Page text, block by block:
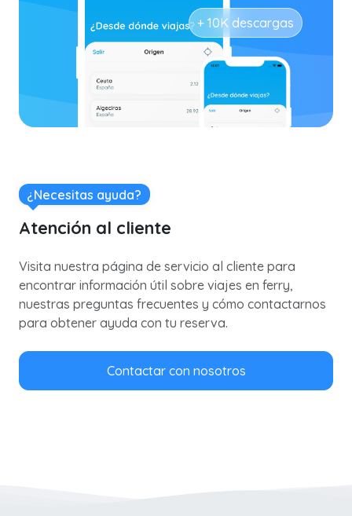
+ 10K descargas
¿Necesitas ayuda?
Atención al cliente
Visita nuestra página de servicio al cliente para
encontrar información útil sobre viajes en ferry,
nuestras preguntas frecuentes y cómo contactarnos
para obtener ayuda con tu reserva.
Contactar con nosotros